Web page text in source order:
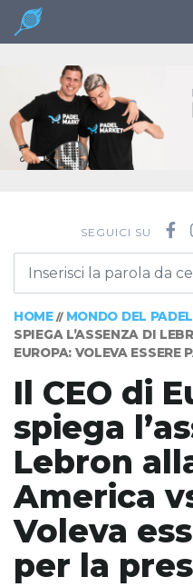
SEGUICI SU
HOME// MONDO DEL PADEL
SPIEGA L’ASSENZA DI
EUROPA: VOLEVA ESSERE
Il CEO di
spiega
Lebron
America
Voleva
per la